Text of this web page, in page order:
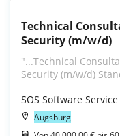
Technical
Security (m/w/d)
"...Technical
Security (m/w/d)
SOS Software
Augsburg